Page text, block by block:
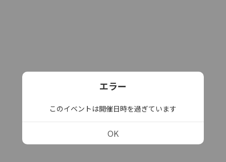
エラー
このイベントは開催日時を過ぎています
OK